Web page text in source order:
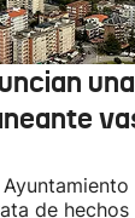
una
de hechos